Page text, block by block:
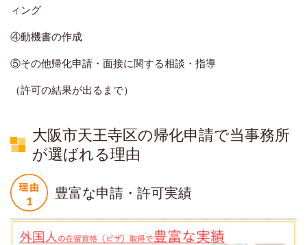
ィング
④動機書の作成
⑤その他帰化申請・面接に関する相談・指導
（許可の結果が出るまで）
大阪市天王寺区の帰化申請で当事務所
が選ばれる理由
豊富な申請・許可実績